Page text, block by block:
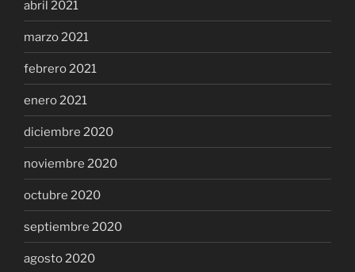
abril 2021
marzo 2021
febrero 2021
enero 2021
diciembre 2020
noviembre 2020
octubre 2020
septiembre 2020
agosto 2020